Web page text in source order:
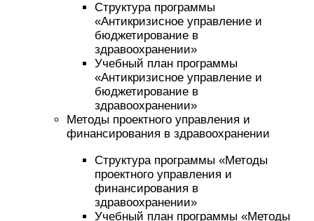
Структура программы
«Антикризисное управление и
бюджетирование в
здравоохранении»
Учебный план программы
«Антикризисное управление и
бюджетирование в
здравоохранении»
Методы проектного управления и
финансирования в здравоохранении
Структура программы «Методы
проектного управления и
финансирования в
здравоохранении»
Учебный план программы «Методы